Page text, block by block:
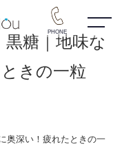
PHONE
糖｜地味な
きの一粒